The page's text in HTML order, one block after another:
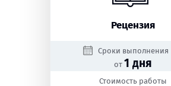
Рецензия
Сроки выполнения
от 1 дня
Стоимость работы